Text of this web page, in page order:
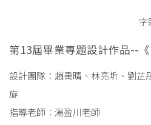
字
第13屆畢業專題設計作品--《
設計團隊：趙禹晴、林亮圻、劉芷
旋
指導老師：湯盈川老師